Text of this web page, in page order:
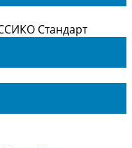
Стандарт